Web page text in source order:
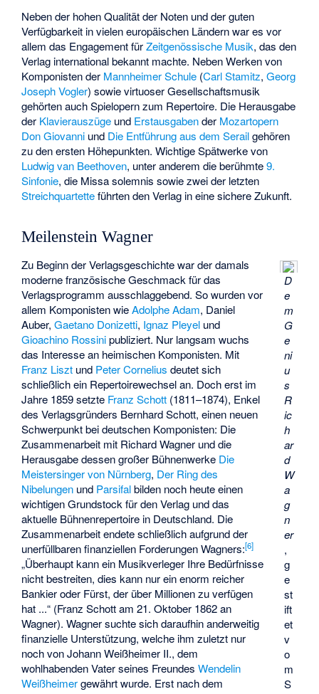
Neben der hohen Qualität der Noten und der guten
Verfügbarkeit in vielen europäischen Ländern war es vor
allem das Engagement fürZeitgenössische Musik, das den
Verlag international bekannt machte. Neben Werken von
Komponisten der Mannheimer Schule (Carl Stamitz,Georg
Joseph Vogler) sowie virtuoser Gesellschaftsmusik
gehörten auch Spielopern zum Repertoire. Die Herausgabe
der Klavierauszüge und Erstausgabender Mozartopern
Don Giovanni und Die Entführung aus dem Serailgehören
zu den ersten Höhepunkten. Wichtige Spätwerke von
Ludwig van Beethoven, unter anderem die berühmte9.
Sinfonie, die Missa solemnis sowie zwei der letzten
Streichquartetteführten den Verlag in eine sichere Zukunft.
Meilenstein Wagner
D
e
m
G
e
ni
u
s
R
ic
h
ar
d
W
a
g
n
er
,
g
e
st
ift
et
v
o
m
S
Zu Beginn der Verlagsgeschichte war der damals
moderne französische Geschmack für das
Verlagsprogramm ausschlaggebend. So wurden vor
allem Komponisten wieAdolphe Adam, Daniel
Auber,Gaetano Donizetti, Ignaz Pleyel und
Gioachino Rossinipubliziert. Nur langsam wuchs
das Interesse an heimischen Komponisten. Mit
Franz Liszt und Peter Cornelius deutet sich
schließlich ein Repertoirewechsel an. Doch erst im
Jahre 1859 setzte Franz Schott (1811–1874), Enkel
des Verlagsgründers Bernhard Schott, einen neuen
Schwerpunkt bei deutschen Komponisten: Die
Zusammenarbeit mit Richard Wagner und die
Herausgabe dessen großer Bühnenwerke Die
Meistersinger von Nürnberg, Der Ring des
Nibelungen und Parsifalbilden noch heute einen
wichtigen Grundstock für den Verlag und das
aktuelle Bühnenrepertoire in Deutschland. Die
Zusammenarbeit endete schließlich aufgrund der
unerfüllbaren finanziellen Forderungen Wagners:[6]
„Überhaupt kann ein Musikverleger Ihre Bedürfnisse
nicht bestreiten, dies kann nur ein enorm reicher
Bankier oder Fürst, der über Millionen zu verfügen
hat ...“ (Franz Schott am 21. Oktober 1862 an
Wagner). Wagner suchte sich daraufhin anderweitig
finanzielle Unterstützung, welche ihm zuletzt nur
noch vonJohann Weißheimer II., dem
wohlhabenden Vater seines FreundesWendelin
Weißheimergewährt wurde. Erst nach dem